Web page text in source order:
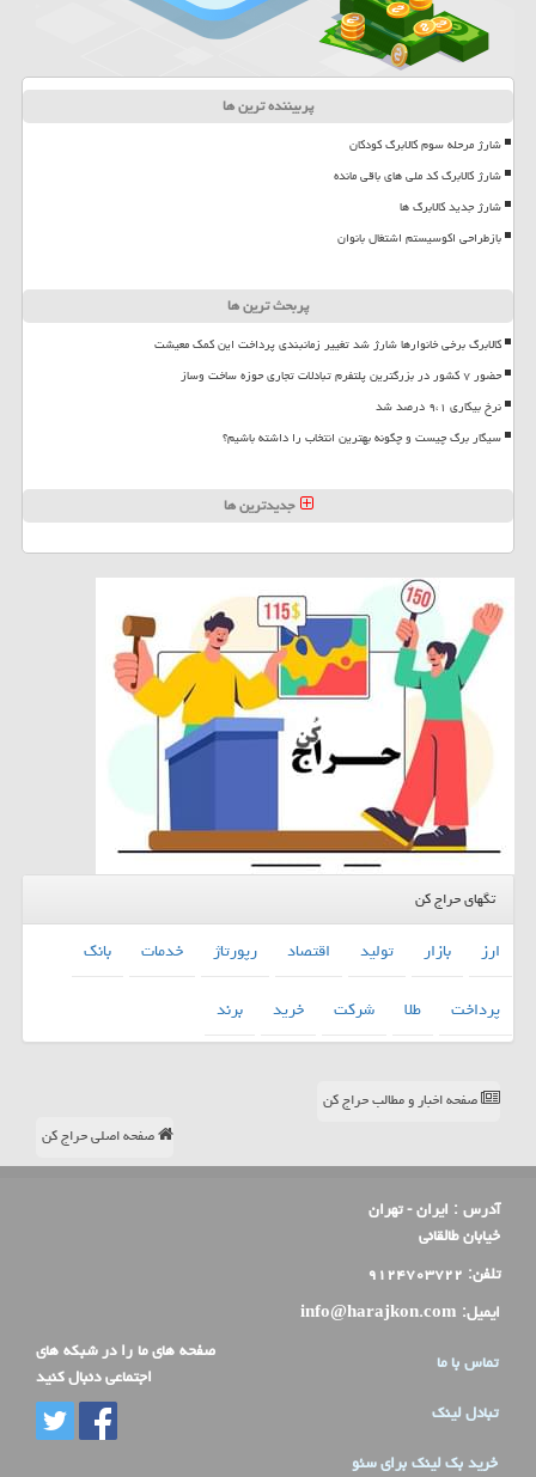
پربیننده ترین ها
شارژ مرحله سوم کالابرگ کودکان
شارژ کالابرگ کد ملی های باقی مانده
شارژ جدید کالابرگ ها
بازطراحی اکوسیستم اشتغال بانوان
پربحث ترین ها
کالابرگ برخی خانوارها شارژ شد تغییر زمانبندی پرداخت این کمک معیشت
حضور ۷ کشور در بزرگترین پلتفرم تبادلات تجاری حوزه ساخت وساز
نرخ بیکاری ۹،۱ درصد شد
سیگار برگ چیست و چگونه بهترین انتخاب را داشته باشیم؟
جدیدترین ها
تگهای حراج کن
ارز بازار تولید اقتصاد رپورتاژ خدمات
بانك
پرداخت
طلا شركت خرید برند
صفحه اخبار و مطالب حراج کن
صفحه اصلی حراج کن
آدرس : ایران - تهران
خیابان طالقانی
تلفن: ۹۱۲۴۷۰۳۷۲۲
ایمیل: info@harajkon.com
تماس با ما
تبادل لینک
خرید بک لینک برای سئو
صفحه های ما را در شبکه های
اجتماعی دنبال کنید